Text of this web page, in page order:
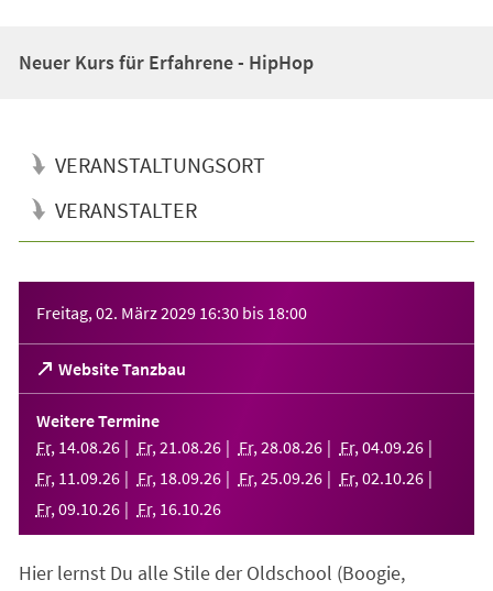
Neuer Kurs für Erfahrene - HipHop
VERANSTALTUNGSORT
VERANSTALTER
Freitag, 02. März 2029 16:30 bis 18:00
Website Tanzbau
(Öffnet
in
einem
neuen
Tab)
Weitere Termine
Fr, 14.08.26 Fr, 21 .08.26 Fr, 28.08.26 Fr, 04.09.26
Fr, 11 .09.26 Fr, 18.09.26 Fr, 25.09.26 Fr, 02.10.26
Fr, 09.10.26 Fr, 16.10.26
Hier lernst Du alle Stile der Oldschool (Boogie,